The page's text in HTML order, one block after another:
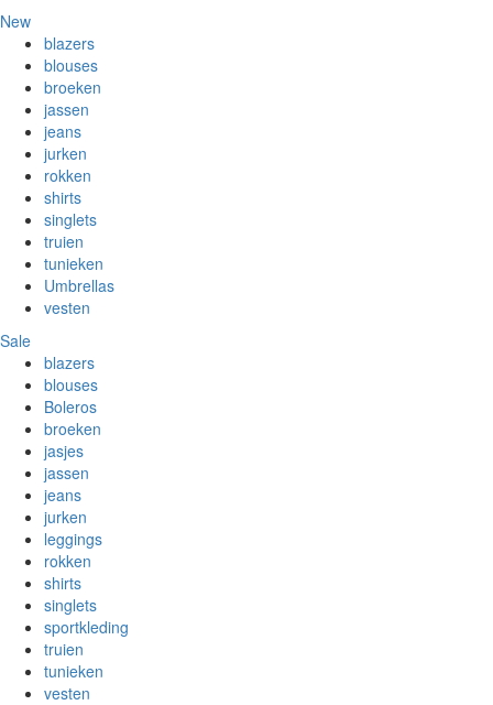
New
blazers
blouses
broeken
jassen
jeans
jurken
rokken
shirts
singlets
truien
tunieken
Umbrellas
vesten
Sale
blazers
blouses
Boleros
broeken
jasjes
jassen
jeans
jurken
leggings
rokken
shirts
singlets
sportkleding
truien
tunieken
vesten